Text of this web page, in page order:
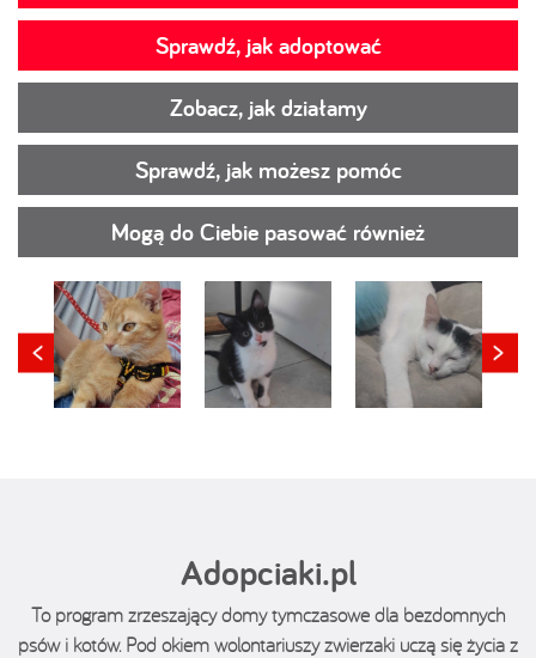
Sprawdź, jak adoptować
Zobacz, jak działamy
Sprawdź, jak możesz pomóc
Mogą do Ciebie pasować również
Adopciaki.pl
To program zrzeszający domy tymczasowe dla bezdomnych
psów i kotów. Pod okiem wolontariuszy zwierzaki uczą się życia z